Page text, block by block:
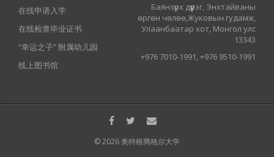
Стандартад нийцсэн сургалтын орчин,
хэрэглэгдэхүүн
Төрийн болон мэргэжлийн байгууллага
хоорондын хамтын ажиллагаа
Эрх зүйч мэргэжлийн практик дадлага,
мэргэжлийн ур чадвар олгох түшиц бааз
Тогтмол явуулдаг сургалт, эрдэм шинжилгээ,
соёл урлаг, хүмүүжлийн ажил
Сургалтын чиглэлээр зохион байгуулдаг ажил:
在线申请入学
在线检查毕业证书
“幸运之子” 附属幼儿园
线上图书馆
Баянзүрх дүүрэг, Энхтайваны
өргөн чөлөө,Жуковын гудамж,
Улаанбаатар хот, Монгол улс
13343
+976 7010-1991, +976 9510-1991
© 2026 奥特根腾格尔大学